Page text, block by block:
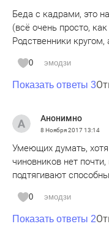
Беда с кадрами, это
(всё очень просто,
Родственники кругом,
0 эмодзи
Показать ответы 3
Анонимно
8 Ноября 201713:14
Умеющих думать,
чиновников нет
подтягивают
0 эмодзи
Показать ответы 2